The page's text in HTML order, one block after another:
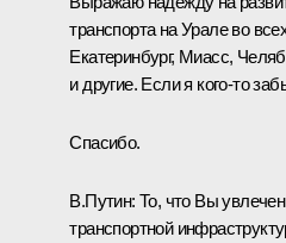
транспорта на Урале во
Екатеринбург, Миасс,
и другие. Если я кого-то
Спасибо.
В.Путин: То, что Вы
транспортной